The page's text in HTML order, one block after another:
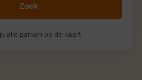
Zoek
alle parken op de kaart